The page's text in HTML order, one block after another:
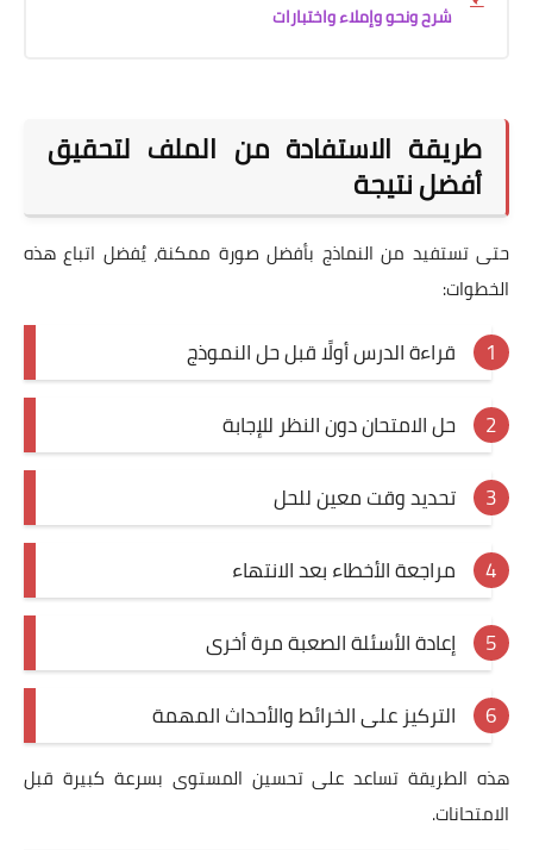
شرح ونحو وإملاء واختبارات
طريقة الاستفادة من الملف لتحقيق
أفضل نتيجة
حتى تستفيد من النماذج بأفضل صورة ممكنة، يُفضل اتباع هذه
الخطوات:
قراءة الدرس أولًا قبل حل النموذج
حل الامتحان دون النظر للإجابة
تحديد وقت معين للحل
مراجعة الأخطاء بعد الانتهاء
إعادة الأسئلة الصعبة مرة أخرى
التركيز على الخرائط والأحداث المهمة
هذه الطريقة تساعد على تحسين المستوى بسرعة كبيرة قبل
الامتحانات.